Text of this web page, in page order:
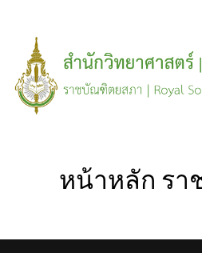
content
หน้าหลัก ร